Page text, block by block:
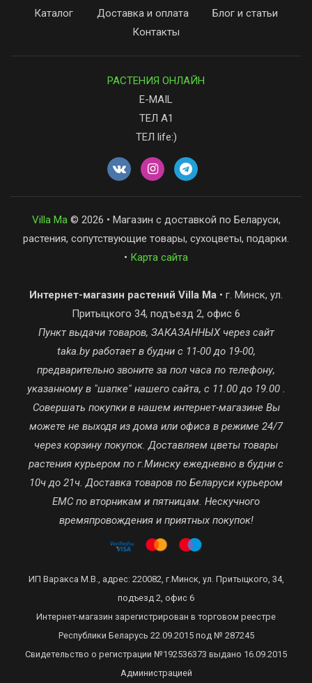
Каталог Доставка и оплата
Блог и статьи
Контакты
РАСТЕНИЯ ОНЛАЙН
E-MAIL
ТЕЛ А1
ТЕЛ life:)
Villa Ma © 2026 • Магазин с доставкой по Беларуси,
растения, сопутствующие товары, сухоцветы, подарки.
• Карта сайта
Интернет-магазин растений Villa Ma • г. Минск, ул.
Притыцкого 34, подъезд 2, офис 6
Пункт выдачи товаров, ЗАКАЗАННЫХ через сайт
taka.by работает в будни с 11-00 до 19-00,
предварительно звоните за пол часа по телефону,
указанному в "шапке" нашего сайта, с 11.00 до 19.00 .
Совершать покупки в нашем интернет-магазине Вы
можете не выходя из дома или офиса в режиме 24/7
через корзину покупок. Доставляем цветы товары
растения курьером по г.Минску ежедневно в будни с
10ч до 21ч. Доставка товаров по Беларуси курьером
ЕМС по вторникам и пятницам. Нескучного
времяпровождения и приятных покупок!
ИП Варакса М.В., адрес: 220082, г.Минск, ул. Притыцкого, 34,
подъезд 2, офис 6
Интернет-магазин зарегистрирован в торговом реестре
Республики Беларусь 22.09.2015 под № 287245
Свидетельство о регистрации №192536373 выдано 16.09.2015
Администрацией